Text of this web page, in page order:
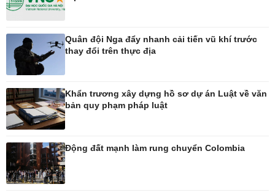
Pháp luật
Tin nóng
Tư vấn luật
Bóng đá Việt Nam
Bóng đá quốc tế
eSports
Quân đội Nga đẩy nhanh cải tiến vũ khí trước
thay đổi trên thực địa
Khẩn trương xây dựng hồ sơ dự án Luật về văn
bản quy phạm pháp luật
Động đất mạnh làm rung chuyển Colombia